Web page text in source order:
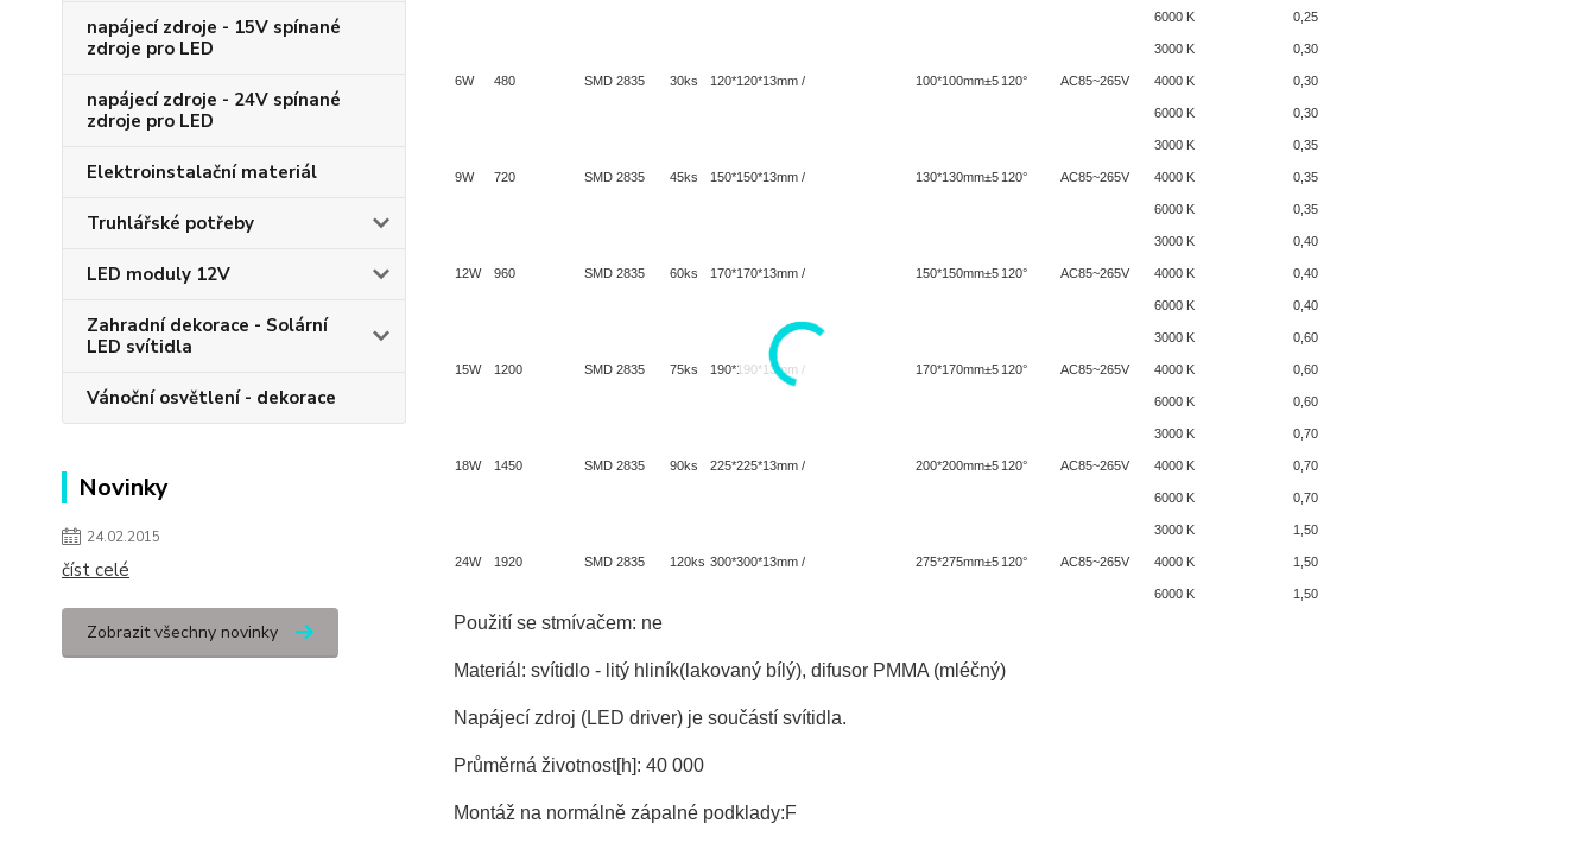
napájecí zdroje - 15V spínané
zdroje pro LED
napájecí zdroje - 24V spínané
zdroje pro LED
Elektroinstalační materiál
Truhlářské potřeby
LED moduly 12V
Zahradní dekorace - Solární
LED svítidla
Vánoční osvětlení - dekorace
Novinky
24.02.2015
číst celé
Zobrazit všechny novinky
6000 K 0,25
6W 480 SMD 2835 30ks 120*120*13mm / 100*100mm±5 120° AC85~265V
3000 K 0,30
4000 K 0,30
6000 K 0,30
9W 720 SMD 2835 45ks 150*150*13mm / 130*130mm±5 120° AC85~265V
3000 K 0,35
4000 K 0,35
6000 K 0,35
12W 960 SMD 2835 60ks 170*170*13mm / 150*150mm±5 120° AC85~265V
3000 K 0,40
4000 K 0,40
6000 K 0,40
15W 1200 SMD 2835 75ks 190*190*13mm / 170*170mm±5 120° AC85~265V
3000 K 0,60
4000 K 0,60
6000 K 0,60
18W 1450 SMD 2835 90ks 225*225*13mm / 200*200mm±5 120° AC85~265V
3000 K 0,70
4000 K 0,70
6000 K 0,70
24W 1920 SMD 2835 120ks 300*300*13mm / 275*275mm±5 120° AC85~265V
3000 K 1,50
4000 K 1,50
6000 K 1,50
Použití se stmívačem: ne
Materiál: svítidlo - litý hliník(lakovaný bílý), difusor PMMA (mléčný)
Napájecí zdroj (LED driver) je součástí svítidla.
Průměrná životnost[h]: 40 000
Montáž na normálně zápalné podklady:F